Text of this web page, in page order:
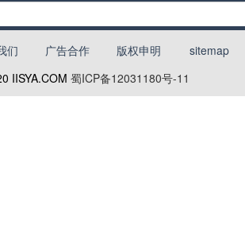
们 广告合作 版权申明
sitemap
IISYA.COM 蜀ICP备12031180号-11